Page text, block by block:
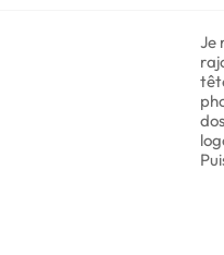
Je